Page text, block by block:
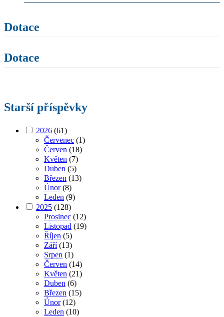
Dotace
Dotace
Starší příspěvky
2026 (61)
Červenec (1)
Červen (18)
Květen (7)
Duben (5)
Březen (13)
Únor(8)
Leden (9)
2025 (128)
Prosinec (12)
Listopad (19)
Říjen (5)
Září(13)
Srpen (1)
Červen (14)
Květen (21)
Duben (6)
Březen (15)
Únor(12)
Leden (10)